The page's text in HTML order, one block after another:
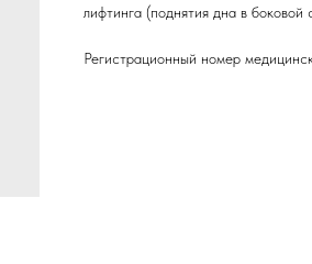
лифтинга (поднятия дна в боковой
Регистрационный номер